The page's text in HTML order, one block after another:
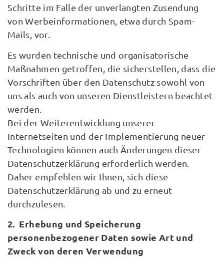
Schritte im Falle der unverlangten Zusendung
von Werbeinformationen, etwa durch Spam-
Mails, vor.
Es wurden technische und organisatorische
Maßnahmen getroffen, die sicherstellen, dass die
Vorschriften über den Datenschutz sowohl von
uns als auch von unseren Dienstleistern beachtet
werden.
Bei der Weiterentwicklung unserer
Internetseiten und der Implementierung neuer
Technologien können auch Änderungen dieser
Datenschutzerklärung erforderlich werden.
Daher empfehlen wir Ihnen, sich diese
Datenschutzerklärung ab und zu erneut
durchzulesen.
2. Erhebung und Speicherung
personenbezogener Daten sowie Art und
Zweck von deren Verwendung